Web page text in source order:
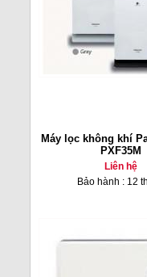
Máy lọc không khí
PXF35M
Liên hệ
Bảo hành : 12